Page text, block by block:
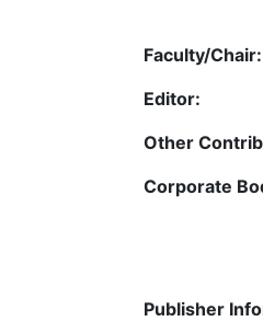
Faculty/Chair:
Editor:
Other
Corporate
Publisher